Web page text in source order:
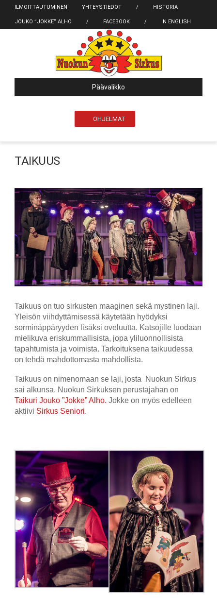
ILMOITTAUTUMINEN YHTEYSTIEDOT / HISTORIA
JOUKO ”JOKKE” ALHO / FACEBOOK / IN ENGLISH
Päävalikko
OHJELMAT
TAIKUUS
Taikuus on tuo sirkusten maaginen sekä mystinen laji.
Yleisön viihdyttämisessä käytetään hyödyksi
sorminäppäryyden lisäksi oveluutta. Katsojille luodaan
mielikuva eriskummallisista, jopa yliluonnollisista
tapahtumista ja voimista. Tarkoituksena taikuudessa
on tehdä mahdottomasta mahdollista.
Taikuus on nimenomaan se laji, josta Nuokun Sirkus
sai alkunsa. Nuokun Sirkuksen perustajahan on
Taikuri Jouko ”Jokke” Alho. Jokke on myös edelleen
aktiivi Sirkus Seniori.